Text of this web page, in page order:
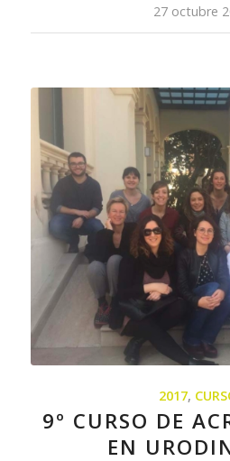
27 octubre
2017,
9º CURSO DE
EN